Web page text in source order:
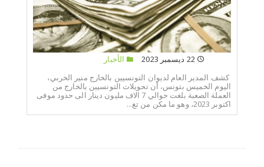
22 ديسمبر 2023
الأخبار
كشف المدير العام لديوان التونسيين بالخارج منير الخربي،
اليوم الخميس بتونس، أن تحويلات التونسيين بالخارج من
العملة الصعبة بلغت حوالي 7 الاف مليون دينار الى حدود موفى
اكتوبر 2023، وهو ما مكن من تغ...